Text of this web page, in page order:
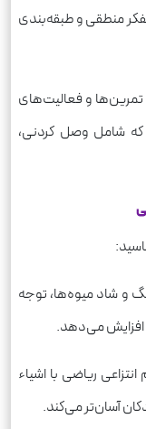
منطقی و طبقه‌بندی
و فعالیت‌های
که شامل وصل کردنی،
و شاد میوه‌ها، توجه
افزایش می‌دهد.
انتزاعی ریاضی با اشیاء
آسان‌تر می‌کند.